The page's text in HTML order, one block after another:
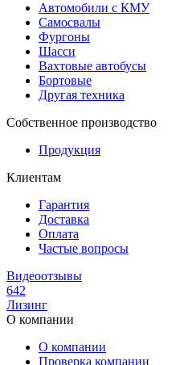
Автомобили с КМУ
Самосвалы
Фургоны
Шасси
Вахтовые автобусы
Бортовые
Другая техника
Собственное производство
Продукция
Клиентам
Гарантия
Доставка
Оплата
Частые вопросы
Видеоотзывы
642
Лизинг
О компании
О компании
Проверка компании